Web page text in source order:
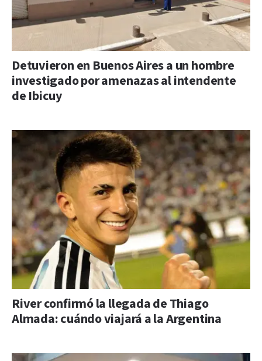
Detuvieron en Buenos Aires a un hombre
investigado por amenazas al intendente
de Ibicuy
River confirmó la llegada de Thiago
Almada: cuándo viajará a la Argentina